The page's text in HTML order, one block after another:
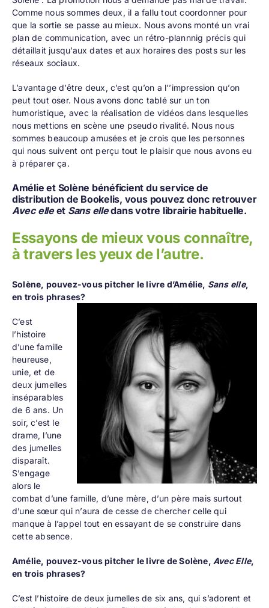
Comme nous sommes deux, il a fallu tout coordonner pour
que la sortie se passe au mieux. Nous avons monté un vrai
plan de communication, avec un rétro-plannnig précis qui
détaillait jusqu’aux dates et aux horaires des posts sur les
réseaux sociaux.
L’avantage d’être deux, c’est qu’on a l’’impression qu’on
peut tout oser. Nous avons donc tablé sur un ton
humoristique, avec la réalisation de vidéos dans lesquelles
nous mettions en scène une pseudo rivalité. Nous nous
sommes beaucoup amusées et je crois que les personnes
qui nous suivent ont perçu tout le plaisir que nous avons eu
à préparer ça.
Amélie et Solène bénéficient du service de
distribution de Bookelis, vous pouvez donc retrouver
Avec elleet Sans elledans votre librairie habituelle.
Essayons de mieux vous connaître,
à travers les yeux de l’autre.
Solène, pouvez-vous pitcher le livre d’Amélie, Sans elle,
en trois phrases?
C’est
l’histoire
d’une famille
heureuse,
unie, et de
deux jumelles
inséparables
de 6 ans. Un
soir, c’est le
drame, l’une
des jumelles
disparaît.
S’engage
alors le
combat d’une famille, d’une mère, d’un père mais surtout
d’une sœur qui n’aura de cesse de chercher celle qui
manque à l’appel tout en essayant de se construire dans
cette absence.
Amélie, pouvez-vous pitcher le livre de Solène, Avec Elle,
en trois phrases?
C’est l’histoire de deux jumelles de six ans, qui s’adorent et